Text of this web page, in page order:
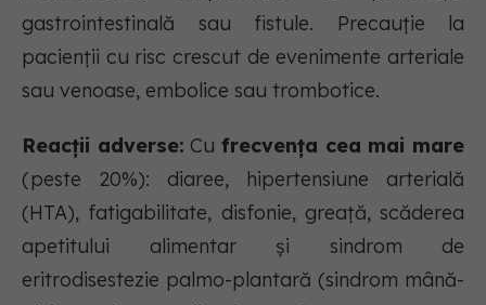
gastrointestinală sau fistule. Precauţie la
pacienţii cu risc crescut de evenimente arteriale
sau venoase, embolice sau trombotice.
Reacții adverse: Cufrecvenţa cea mai mare
(peste 20%): diaree, hipertensiune arterială
(HTA), fatigabilitate, disfonie, greaţă, scăderea
apetitului alimentar şi sindrom de
eritrodisestezie palmo-plantară (sindrom mână-